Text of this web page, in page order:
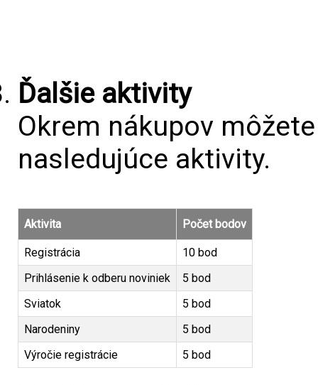
Ďalšie aktivity
Okrem nákupov
nasledujúce aktivity.
Aktivita Počet bodov
Registrácia
10 bod
Prihlásenie k odberu noviniek
5 bod
Sviatok
5 bod
Narodeniny
5 bod
Výročie registrácie
5 bod